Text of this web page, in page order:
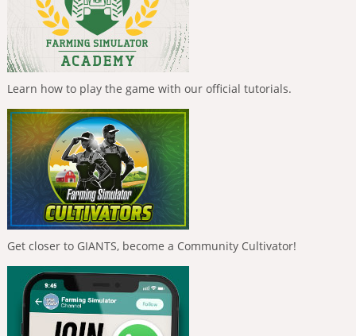
Learn how to play the game with our official tutorials.
Get closer to GIANTS, become a Community Cultivator!